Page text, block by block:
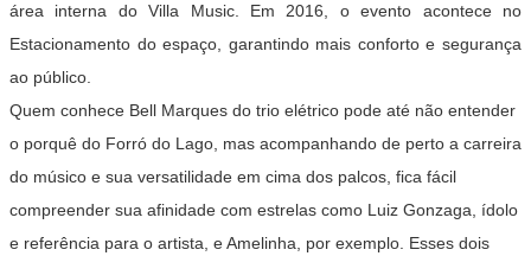
área interna do Villa Music. Em 2016, o evento acontece no
Estacionamento do espaço, garantindo mais conforto e segurança
ao público.
Quem conhece Bell Marques do trio elétrico pode até não entender
o porquê do Forró do Lago, mas acompanhando de perto a carreira
do músico e sua versatilidade em cima dos palcos, fica fácil
compreender sua afinidade com estrelas como Luiz Gonzaga, ídolo
e referência para o artista, e Amelinha, por exemplo. Esses dois